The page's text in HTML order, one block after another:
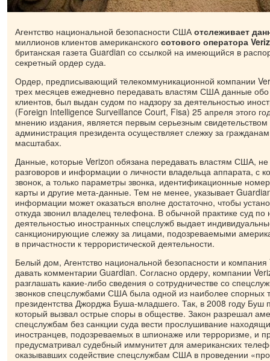
Агентство национальной безопасности США отслеживает
миллионов клиентов американского сотового оператора
британская газета Guardian со ссылкой на имеющийся в
секретный ордер суда.
Ордер, предписывающий телекоммуникационной компании
трех месяцев ежедневно передавать властям США данные обо
клиентов, был выдан судом по надзору за деятельностью
(Foreign Intelligence Surveillance Court, Fisa) 25 апреля этого
мнению издания, является первым серьезным свидетельством
администрация президента осуществляет слежку за
масштабах.
Данные, которые Verizon обязана передавать властям США,
разговоров и информации о личности владельца аппарата, с
звонок, а только параметры звонка, идентификационные
карты и другие мета-данные. Тем не менее, указывает
информации может оказаться вполне достаточно, чтобы
откуда звонил владелец телефона. В обычной практике суд по
деятельностью иностранных спецслужб выдает
санкционирующие слежку за лицами, подозреваемыми
в причастности к террористической деятельности.
Белый дом, Агентство национальной безопасности и компания
давать комментарии Guardian. Согласно ордеру, компании
разглашать какие-либо сведения о сотрудничестве со
звонков спецслужбами США была одной из наиболее спорных
президентства Джорджа Буша-младшего. Так, в 2008 году Буш
который вызвал острые споры в обществе. Закон разрешал
спецслужбам без санкции суда вести прослушивание
иностранцев, подозреваемых в шпионаже или терроризме, и
предусматривал судебный иммунитет для американских
оказывавших содействие спецслужбам США в проведении